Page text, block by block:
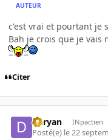
AUTEUR
c'est vrai et pourtant je
Bah je crois que je vais
Citer
Daryan INpactien
Posté(e) le 22